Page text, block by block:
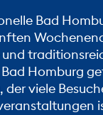
Bad
Bad Homburg
der viele